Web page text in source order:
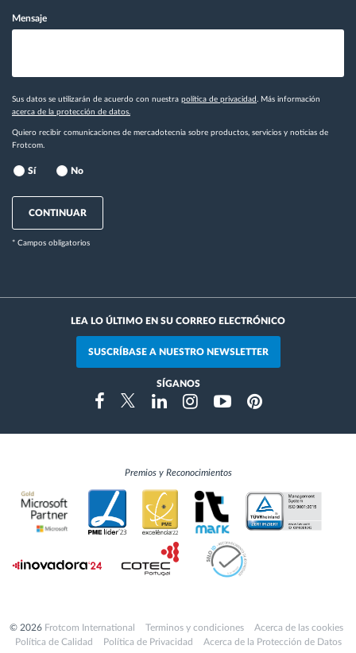
Mensaje
Sus datos se utilizarán de acuerdo con nuestra política de privacidad
. Más información
acerca de la protección de datos.
Quiero recibir comunicaciones de mercadotecnia sobre productos, servicios y noticias de
Frotcom.
Sí No
CONTINUAR
* Campos obligatorios
LEA LO ÚLTIMO EN SU CORREO ELECTRÓNICO
SUSCRÍBASE A NUESTRO NEWSLETTER
SÍGANOS
FacebookTwitterLinkedinInstragramYoutubePinterest
Premios y Reconocimientos
© 2026 Frotcom International Terminos y condiciones
Acerca de las cookies
Política de Calidad
Política de Privacidad Acerca de la Protección de Datos